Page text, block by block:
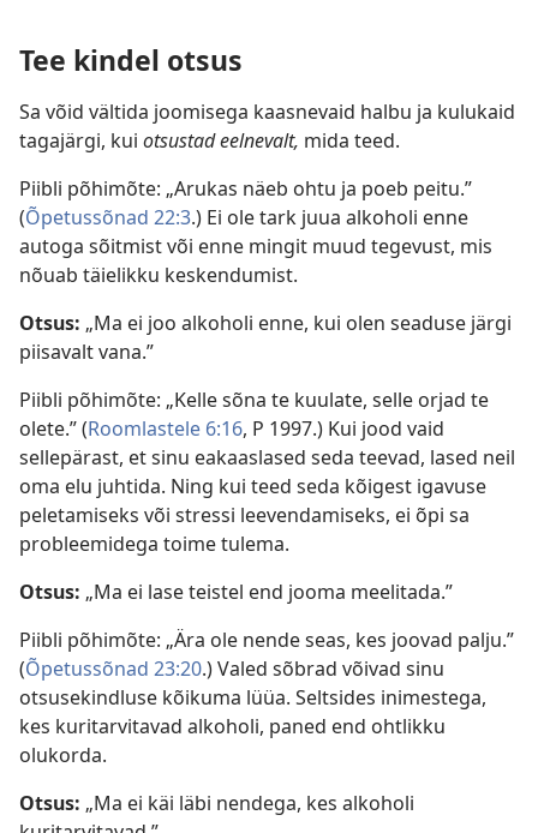
Tee kindel otsus
Sa võid vältida joomisega kaasnevaid halbu ja kulukaid
tagajärgi, kui otsustad eelnevalt, mida teed.
Piibli põhimõte: „Arukas näeb ohtu ja poeb peitu.”
(Õpetussõnad 22:3.) Ei ole tark juua alkoholi enne
autoga sõitmist või enne mingit muud tegevust, mis
nõuab täielikku keskendumist.
Otsus: „Ma ei joo alkoholi enne, kui olen seaduse järgi
piisavalt vana.”
Piibli põhimõte: „Kelle sõna te kuulate, selle orjad te
olete.” (Roomlastele 6:16, P 1997.) Kui jood vaid
sellepärast, et sinu eakaaslased seda teevad, lased neil
oma elu juhtida. Ning kui teed seda kõigest igavuse
peletamiseks või stressi leevendamiseks, ei õpi sa
probleemidega toime tulema.
Otsus: „Ma ei lase teistel end jooma meelitada.”
Piibli põhimõte: „Ära ole nende seas, kes joovad palju.”
(Õpetussõnad 23:20.) Valed sõbrad võivad sinu
otsusekindluse kõikuma lüüa. Seltsides inimestega,
kes kuritarvitavad alkoholi, paned end ohtlikku
olukorda.
Otsus: „Ma ei käi läbi nendega, kes alkoholi